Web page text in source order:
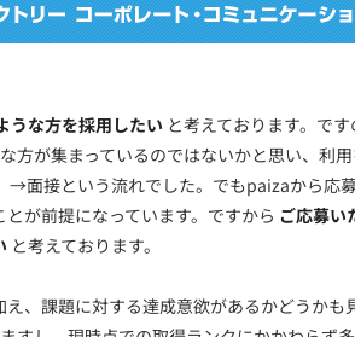
うな方を採用したい と考えております。で
が集まっているのではないかと思い、利用
面接という流れでした。でもpaizaから応
が前提になっています。ですから ご応募い
と考えております。
、課題に対する達成意欲があるかどうかも